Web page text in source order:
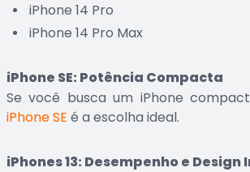
iPhone 14 Pro
iPhone 14 Pro Max
iPhone SE: Potência Compacta
Se você busca um iPhone
iPhone SE é a escolha ideal.
iPhones 13: Desempenho e